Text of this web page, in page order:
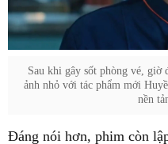
Sau khi gây sốt phòng vé, giờ
ảnh nhỏ với tác phẩm mới
nền
Đáng nói hơn, phim còn